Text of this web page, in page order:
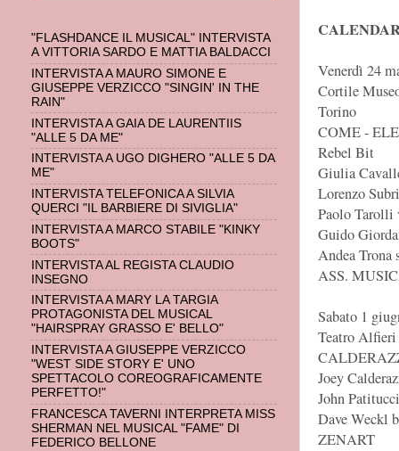
Venerdì 24
Cortile
Torino
COME -
Rebel Bit
Giulia
Lorenzo
Paolo Tarolli
Guido
Andea Trona
ASS.
Sabato 1
Teatro
Joey
John
Dave Weckl
ZENART
"FLASHDANCE IL MUSICAL" INTERVISTA
A VITTORIA SARDO E MATTIA BALDACCI
INTERVISTA A MAURO SIMONE E
GIUSEPPE VERZICCO "SINGIN' IN THE
RAIN"
INTERVISTA A GAIA DE LAURENTIIS
"ALLE 5 DA ME"
INTERVISTA A UGO DIGHERO "ALLE 5 DA
ME"
INTERVISTA TELEFONICA A SILVIA
QUERCI "IL BARBIERE DI SIVIGLIA"
INTERVISTA A MARCO STABILE "KINKY
BOOTS"
INTERVISTA AL REGISTA CLAUDIO
INSEGNO
INTERVISTA A MARY LA TARGIA
PROTAGONISTA DEL MUSICAL
"HAIRSPRAY GRASSO E' BELLO"
INTERVISTA A GIUSEPPE VERZICCO
"WEST SIDE STORY E' UNO
SPETTACOLO COREOGRAFICAMENTE
PERFETTO!"
FRANCESCA TAVERNI INTERPRETA MISS
SHERMAN NEL MUSICAL "FAME" DI
FEDERICO BELLONE